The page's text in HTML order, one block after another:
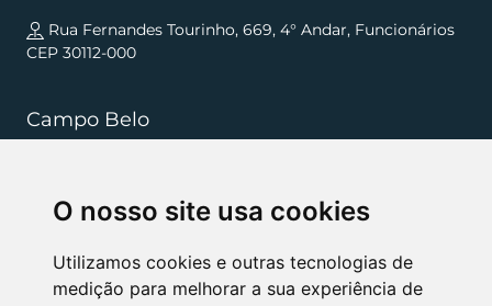
O nosso site usa cookies
Utilizamos cookies e outras tecnologias de
medição para melhorar a sua experiência de
Rua Fernandes Tourinho, 669, 4° Andar, Funcionários
CEP 30112-000
Campo Belo
resenderibeiro.cb@rrradvogados.com.br
Rua João Pinheiro, 181, , Centro CEP 37270-000